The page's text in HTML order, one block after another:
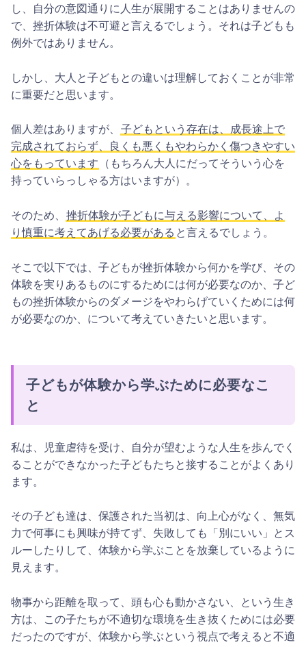
し、自分の意図通りに人生が展開することはありませんの
で、挫折体験は不可避と言えるでしょう。それは子どもも
例外ではありません。
しかし、大人と子どもとの違いは理解しておくことが非常
に重要だと思います。
個人差はありますが、 子どもという存在は、成長途上で
完成されておらず、良くも悪くもやわらかく傷つきやすい
心をもっています
（もちろん大人にだってそういう心を
持っていらっしゃる方はいますが）。
そのため、 挫折体験が子どもに与える影響について、よ
り慎重に考えてあげる必要がある と言えるでしょう。
そこで以下では、子どもが挫折体験から何かを学び、その
体験を実りあるものにするためには何が必要なのか、子ど
もの挫折体験からのダメージをやわらげていくためには何
が必要なのか、について考えていきたいと思います。
子どもが体験から学ぶために必要なこ
と
私は、児童虐待を受け、自分が望むような人生を歩んでく
ることができなかった子どもたちと接することがよくあり
ます。
その子ども達は、保護された当初は、向上心がなく、無気
力で何事にも興味が持てず、失敗しても「別にいい」とス
ルーしたりして、体験から学ぶことを放棄しているように
見えます。
物事から距離を取って、頭も心も動かさない、という生き
方は、この子たちが不適切な環境を生き抜くためには必要
だったのですが、体験から学ぶという視点で考えると不適